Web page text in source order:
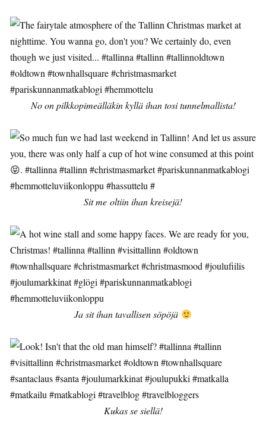
No on pilkkopimeälläkin kyllä ihan tosi tunnelmallista!
Sit me oltiin ihan kreisejä!
Ja sit ihan tavallisen söpöjä
Kukas se siellä!